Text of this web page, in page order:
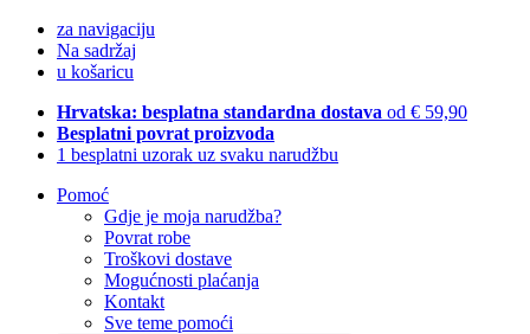
za navigaciju
Na sadržaj
u košaricu
Hrvatska: besplatna standardna dostava od € 59,90
Besplatni povrat proizvoda
1 besplatni uzorak uz svaku narudžbu
Pomoć
Gdje je moja narudžba?
Povrat robe
Troškovi dostave
Mogućnosti plaćanja
Kontakt
Sve teme pomoći